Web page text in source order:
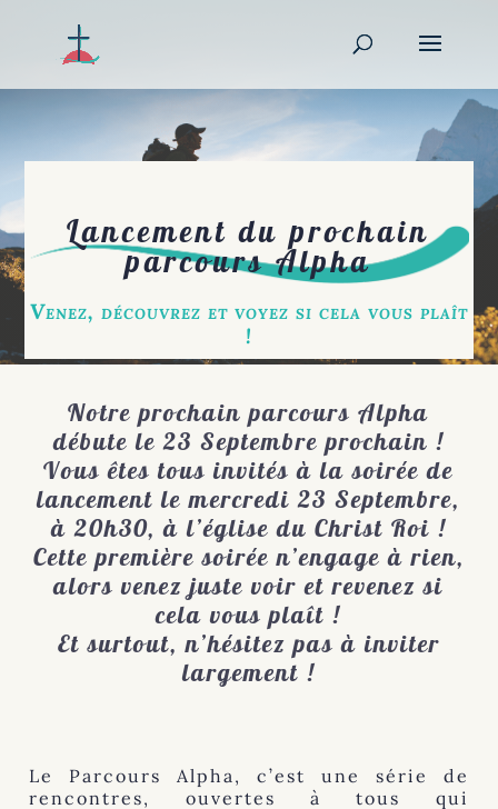
Lancement du prochain
parcours Alpha
Venez, découvrez et voyez si cela vous plaît
!
Notre prochain parcours Alpha
débute le 23 Septembre prochain !
Vous êtes tous invités à la soirée de
lancement le mercredi 23 Septembre,
à 20h30, à l’église du Christ Roi !
Cette première soirée n’engage à rien,
alors venez juste voir et revenez si
cela vous plaît !
Et surtout, n’hésitez pas à inviter
largement !
Le Parcours Alpha, c’est une série de
rencontres, ouvertes à tous qui